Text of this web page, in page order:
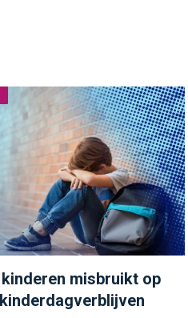
misbruikt op